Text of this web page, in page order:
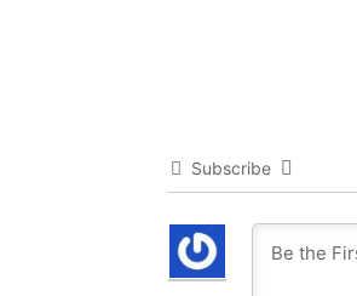
Subscribe